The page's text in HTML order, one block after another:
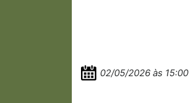
02/05/2026 às 15:00